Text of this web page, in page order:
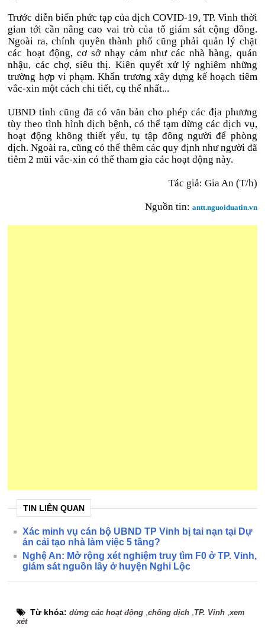
Trước diễn biến phức tạp của dịch COVID-19, TP. Vinh thời
gian tới cần nâng cao vai trò của tổ giám sát cộng đồng.
Ngoài ra, chính quyền thành phố cũng phải quản lý chặt
các hoạt động, cơ sở nhạy cảm như các nhà hàng, quán
nhậu, các chợ, siêu thị. Kiên quyết xử lý nghiêm những
trường hợp vi phạm. Khẩn trương xây dựng kế hoạch tiêm
vắc-xin một cách chi tiết, cụ thể nhất...
UBND tỉnh cũng đã có văn bản cho phép các địa phương
tùy theo tình hình dịch bệnh, có thể tạm dừng các dịch vụ,
hoạt động không thiết yếu, tụ tập đông người để phòng
dịch. Ngoài ra, cũng có thể thêm các quy định như người đã
tiêm 2 mũi vắc-xin có thể tham gia các hoạt động này.
Tác giả: Gia An (T/h)
Nguồn tin: antt.nguoiduatin.vn
TIN LIÊN QUAN
Xác minh vụ cán bộ UBND TP Vinh bị tai nạn tại Dự
án cải tạo nhà làm việc 5 tầng?
Nghệ An: Mở rộng xét nghiệm truy tìm F0 ở TP. Vinh,
giám sát nguồn lây ở huyện Nghi Lộc
Từ khóa:dừng các hoạt động ,chống dịch TP. Vinh ,xem
xét